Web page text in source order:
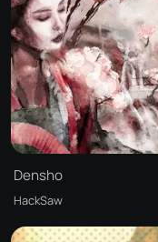
Densho
HackSaw